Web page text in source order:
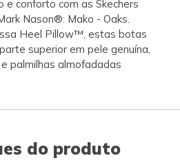
conforto com as Skechers
Nason®: Mako - Oaks.
Heel Pillow™, estas botas
superior em pele genuína,
palmilhas almofadadas
do produto